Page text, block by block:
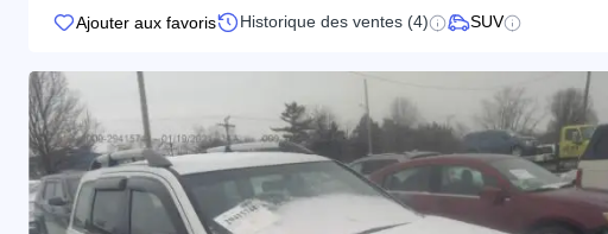
Ajouter aux favoris Historique des ventes (4) SUV